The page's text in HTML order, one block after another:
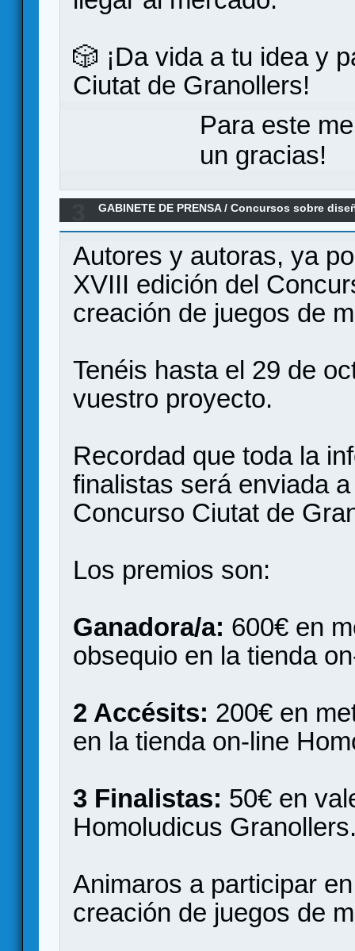
🎲 ¡Da vida a tu idea y
Ciutat de Granollers!
Para este
un gracias!
GABINETE DE PRENSA/Concursos sobre
Autores y autoras, ya
XVIII edición del
creación de juegos de
Tenéis hasta el 29 de
vuestro proyecto.
Recordad que toda la
finalistas será enviada
Concurso Ciutat de
Los premios son:
Ganadora/a: 600€ en
obsequio en la tienda
2 Accésits: 200€ en
en la tienda on-line
3 Finalistas: 50€ en
Homoludicus
Animaros a participar
creación de juegos de